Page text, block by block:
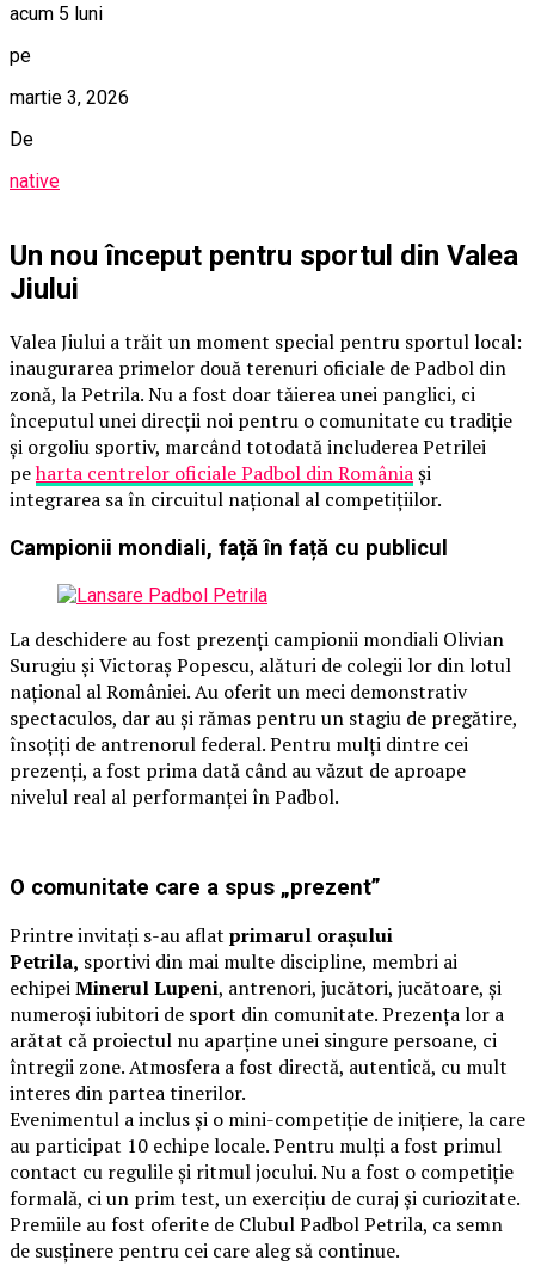
acum 5 luni
pe
martie 3, 2026
De
native
Un nou început pentru sportul din Valea
Jiului
Valea Jiului a trăit un moment special pentru sportul local:
inaugurarea primelor două terenuri oficiale de Padbol din
zonă, la Petrila. Nu a fost doar tăierea unei panglici, ci
începutul unei direcții noi pentru o comunitate cu tradiție
și orgoliu sportiv, marcând totodată includerea Petrilei
peharta centrelor oficiale Padbol din Româniași
integrarea sa în circuitul național al competițiilor.
Campionii mondiali, față în față cu publicul
La deschidere au fost prezenți campionii mondiali Olivian
Surugiu și Victoraș Popescu, alături de colegii lor din lotul
național al României. Au oferit un meci demonstrativ
spectaculos, dar au și rămas pentru un stagiu de pregătire,
însoțiți de antrenorul federal. Pentru mulți dintre cei
prezenți, a fost prima dată când au văzut de aproape
nivelul real al performanței în Padbol.
O comunitate care a spus „prezent”
Printre invitați s-au aflat primarul orașului
Petrila, sportivi din mai multe discipline, membri ai
echipeiMinerul Lupeni, antrenori, jucători, jucătoare, și
numeroși iubitori de sport din comunitate. Prezența lor a
arătat că proiectul nu aparține unei singure persoane, ci
întregii zone. Atmosfera a fost directă, autentică, cu mult
interes din partea tinerilor.
Evenimentul a inclus și o mini-competiție de inițiere, la care
au participat 10 echipe locale. Pentru mulți a fost primul
contact cu regulile și ritmul jocului. Nu a fost o competiție
formală, ci un prim test, un exercițiu de curaj și curiozitate.
Premiile au fost oferite de Clubul Padbol Petrila, ca semn
de susținere pentru cei care aleg să continue.